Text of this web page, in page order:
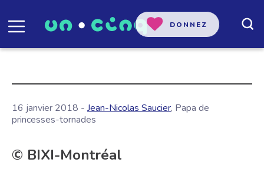
DONNEZ
16 janvier 2018 - Jean-Nicolas Saucier, Papa de
princesses-tornades
© BIXI-Montréal